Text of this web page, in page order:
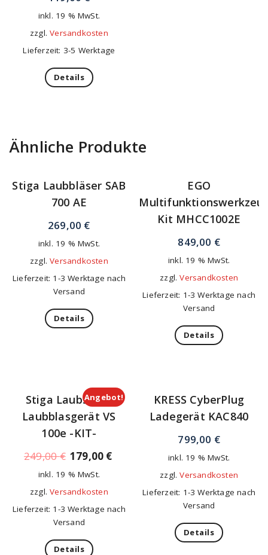
inkl. 19 % MwSt.
zzgl.Versandkosten
Lieferzeit: 3-5 Werktage
Details
Ähnliche Produkte
Stiga Laubbläser SAB
700 AE
269,00 €
inkl. 19 % MwSt.
zzgl.Versandkosten
Lieferzeit: 1-3 Werktage nach
Versand
Details
EGO
Kit MHCC1002E
849,00 €
inkl. 19 % MwSt.
zzgl.Versandkosten
Lieferzeit: 1-3 Werktage nach
Versand
Details
Angebot!
Stiga Laubsaug-
Laubblasgerät VS
100e -KIT-
249,00€ 179,00 €
inkl. 19 % MwSt.
zzgl.Versandkosten
Lieferzeit: 1-3 Werktage nach
Versand
Details
KRESS CyberPlug
Ladegerät KAC840
799,00 €
inkl. 19 % MwSt.
zzgl.Versandkosten
Lieferzeit: 1-3 Werktage nach
Versand
Details